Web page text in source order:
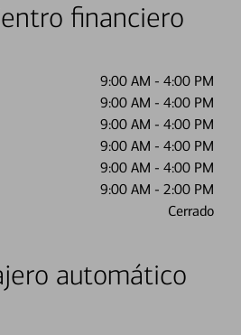
financiero
9:00 AM - 4:00 PM
9:00 AM - 4:00 PM
9:00 AM - 4:00 PM
9:00 AM - 4:00 PM
9:00 AM - 4:00 PM
9:00 AM - 2:00 PM
Cerrado
automático